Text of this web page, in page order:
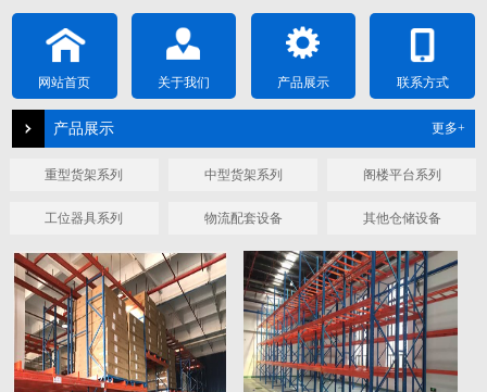
网站首页 关于我们 产品展示 联系方式
更多+
产品展示
重型货架系列 中型货架系列 阁楼平台系列
工位器具系列 物流配套设备 其他仓储设备